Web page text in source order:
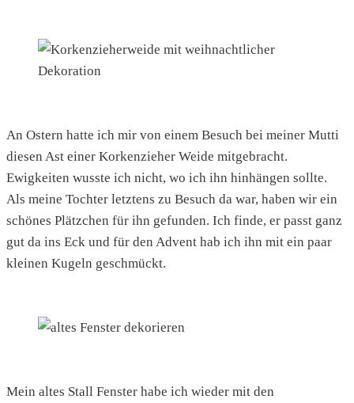
An Ostern hatte ich mir von einem Besuch bei meiner Mutti
diesen Ast einer Korkenzieher Weide mitgebracht.
Ewigkeiten wusste ich nicht, wo ich ihn hinhängen sollte.
Als meine Tochter letztens zu Besuch da war, haben wir ein
schönes Plätzchen für ihn gefunden. Ich finde, er passt ganz
gut da ins Eck und für den Advent hab ich ihn mit ein paar
kleinen Kugeln geschmückt.
Mein altes Stall Fenster habe ich wieder mit den